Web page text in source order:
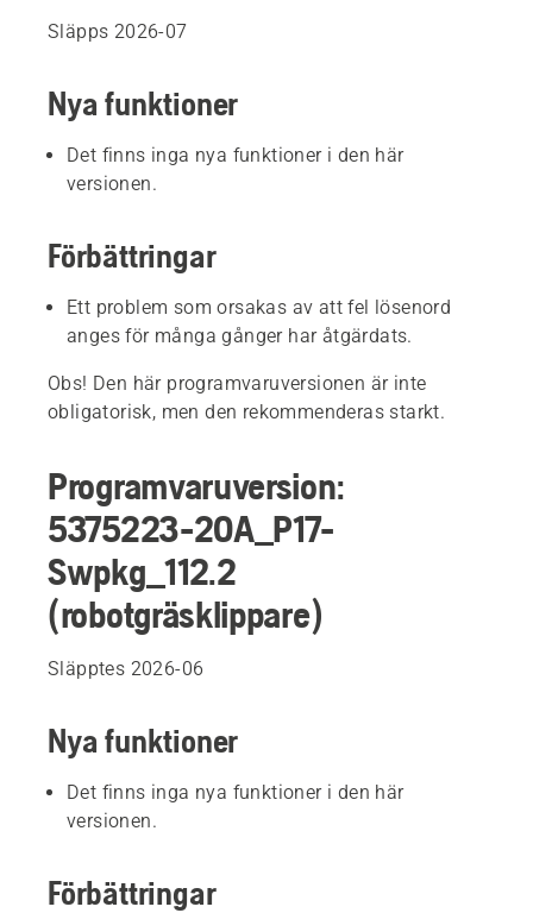
Släpps 2026-07
Nya funktioner
Det finns inga nya funktioner i den här
versionen.
Förbättringar
Ett problem som orsakas av att fel lösenord
anges för många gånger har åtgärdats.
Obs! Den här programvaruversionen är inte
obligatorisk, men den rekommenderas starkt.
Programvaruversion:
5375223-20A_P17-
Swpkg_112.2
(robotgräsklippare)
Släpptes 2026-06
Nya funktioner
Det finns inga nya funktioner i den här
versionen.
Förbättringar